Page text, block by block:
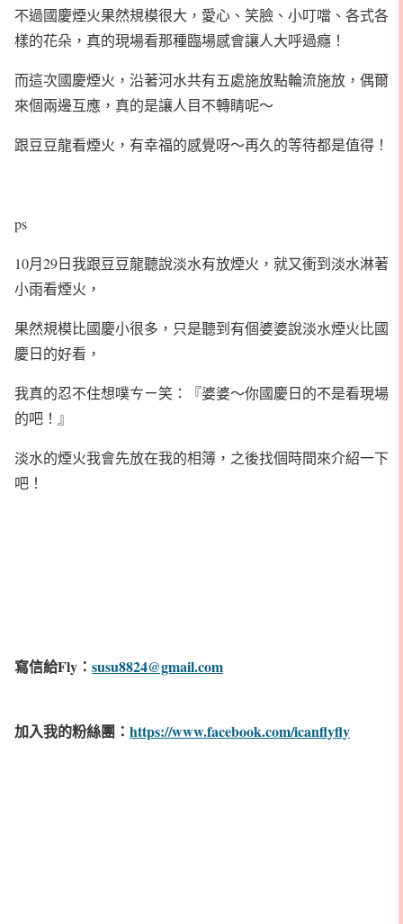
不過國慶煙火果然規模很大，愛心、笑臉、小叮噹、各式各
樣的花朵，真的現場看那種臨場感會讓人大呼過癮！
而這次國慶煙火，沿著河水共有五處施放點輪流施放，偶爾
來個兩邊互應，真的是讓人目不轉睛呢～
跟豆豆龍看煙火，有幸福的感覺呀～再久的等待都是值得！
ps
10月29日我跟豆豆龍聽說淡水有放煙火，就又衝到淡水淋著
小雨看煙火，
果然規模比國慶小很多，只是聽到有個婆婆說淡水煙火比國
慶日的好看，
我真的忍不住想噗ㄘㄧ笑：『婆婆～你國慶日的不是看現場
的吧！』
淡水的煙火我會先放在我的相簿，之後找個時間來介紹一下
吧！
寫信給Fly： susu8824@gmail.com
加入我的粉絲團： https://www.facebook.com/icanflyfly